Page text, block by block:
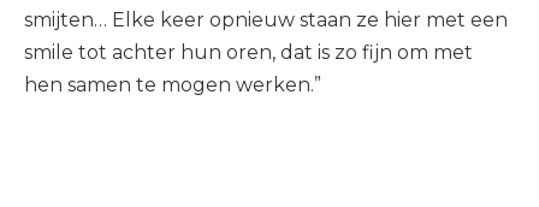
smijten… Elke keer opnieuw staan ze hier met een
smile tot achter hun oren, dat is zo fijn om met
hen samen te mogen werken.”